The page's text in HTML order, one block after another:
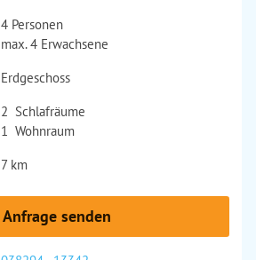
4 Personen
max. 4 Erwachsene
Erdgeschoss
2 Schlafräume
1 Wohnraum
7 km
Anfrage senden